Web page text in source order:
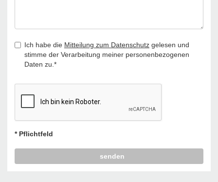
Ich habe die Mitteilung zum Datenschutz gelesen und
stimme der Verarbeitung meiner personenbezogenen
Daten zu.*
* Pflichtfeld